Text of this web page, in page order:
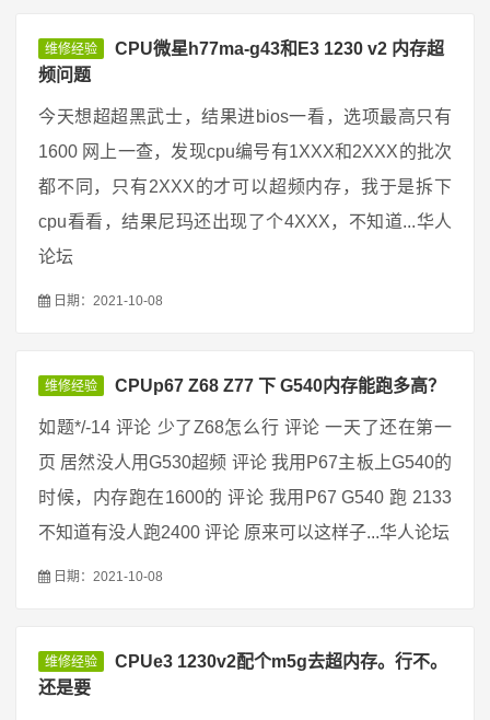
维修经验
CPU微星h77ma-g43和E3 1230 v2 内存超
频问题
今天想超超黑武士，结果进bios一看，选项最高只有
1600 网上一查，发现cpu编号有1XXX和2XXX的批次
都不同，只有2XXX的才可以超频内存，我于是拆下
cpu看看，结果尼玛还出现了个4XXX，不知道...华人
论坛
日期：2021-10-08
维修经验 CPUp67 Z68 Z77 下 G540内存能跑多高？
如题*/-14 评论 少了Z68怎么行 评论 一天了还在第一
页 居然没人用G530超频 评论 我用P67主板上G540的
时候，内存跑在1600的 评论 我用P67 G540 跑 2133
不知道有没人跑2400 评论 原来可以这样子...华人论坛
日期：2021-10-08
维修经验
CPUe3 1230v2配个m5g去超内存。行不。
还是要